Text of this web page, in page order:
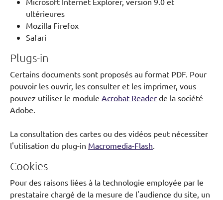
ultérieures
Mozilla Firefox
Safari
Plugs-in
Certains documents sont proposés au format PDF. Pour
pouvoir les ouvrir, les consulter et les imprimer, vous
pouvez utiliser le module Acrobat Reader de la société
Adobe.
La consultation des cartes ou des vidéos peut nécessiter
l'utilisation du plug-in Macromedia-Flash
Cookies
Pour des raisons liées à la technologie employée par le
prestataire chargé de la mesure de l'audience du site, un